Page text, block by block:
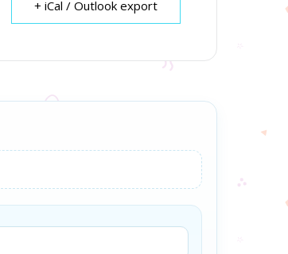
+ iCal / Outlook export